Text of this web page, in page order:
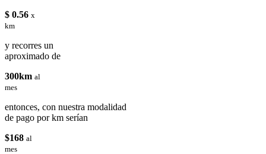
$ 0.56 x
km
y recorres un
aproximado de
300km al
mes
entonces, con nuestra modalidad
de pago por km serían
$168 al
mes